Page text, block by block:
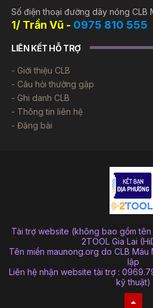
Số điện thoại đường dây nóng CLB
1/ Trần Vũ - 0975 810 555
LIÊN KẾT HỖ TRỢ
Giới thiệu CLB
Câu hỏi thường gặp
Ghi danh CLB
Thông tin liên hệ
Đăng bài
Tài trợ website (không bao gồm
2TOOL Gia Lai
Tên miền maunong.org do CLB
lập
Liên hệ nhận website tài trợ :
kỹ thuật)